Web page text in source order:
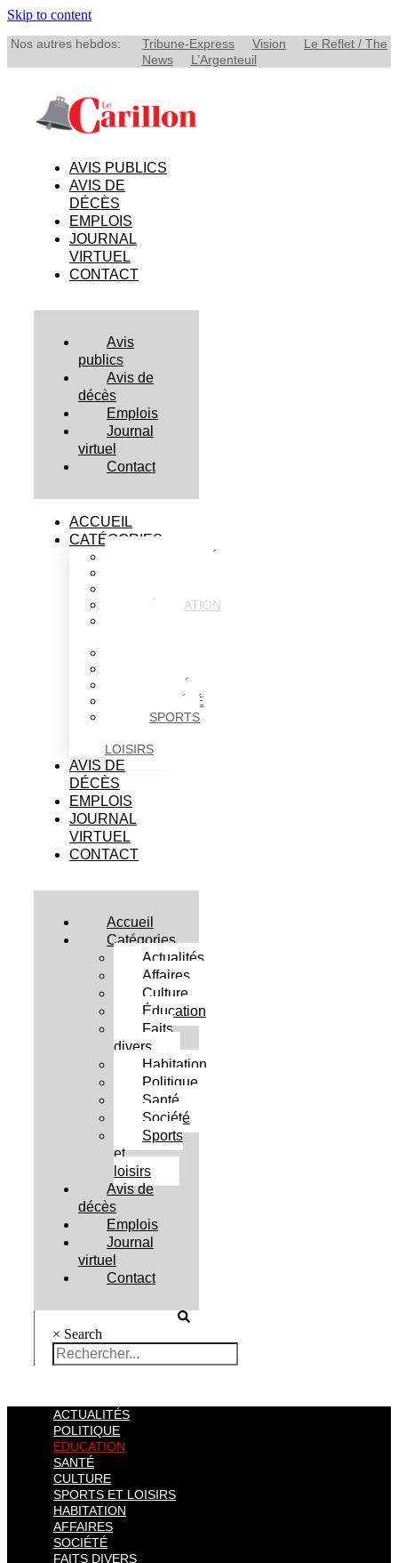
Skip to content
Nos autres hebdos: Tribune-Express Vision
Le Reflet / The
News
L’Argenteuil
AVIS PUBLICS
AVIS DE
DÉCÈS
EMPLOIS
JOURNAL
VIRTUEL
CONTACT
Avis
publics
Avis de
décès
Emplois
Journal
virtuel
Contact
ACCUEIL
CATÉGORIES
ÉDUCATION
SOCIÉTÉ
SPORTS
LOISIRS
AVIS DE
DÉCÈS
EMPLOIS
JOURNAL
VIRTUEL
CONTACT
Accueil
Catégories
Actualités
Affaires
Culture
Éducation
Faits
divers
Habitation
Politique
Santé
Société
Sports
et
loisirs
Avis de
décès
Emplois
Journal
virtuel
Contact
× Search
ACTUALITÉS
POLITIQUE
ÉDUCATION
SANTÉ
CULTURE
SPORTS ET LOISIRS
HABITATION
AFFAIRES
SOCIÉTÉ
FAITS DIVERS